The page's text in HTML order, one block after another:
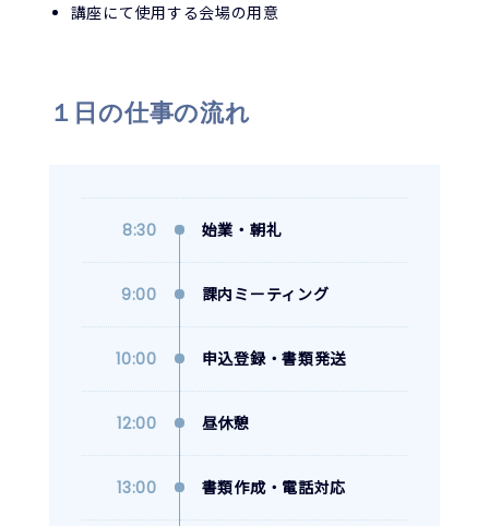
講座にて使用する会場の用意
１日の仕事の流れ
8:30 始業・朝礼
9:00 課内ミーティング
10:00 申込登録・書類発送
12:00 昼休憩
13:00 書類作成・電話対応